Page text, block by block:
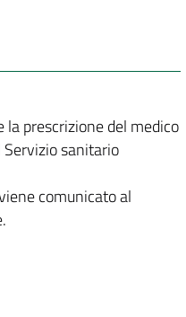
la prescrizione del medico
sanitario
comunicato al